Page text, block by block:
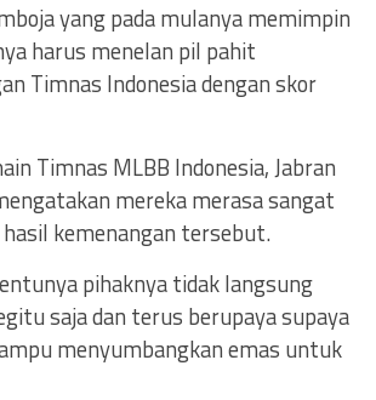
yang pada mulanya memimpin
harus menelan pil pahit
Timnas Indonesia dengan skor
Timnas MLBB Indonesia, Jabran
mereka merasa sangat
kemenangan tersebut.
pihaknya tidak langsung
saja dan terus berupaya supaya
menyumbangkan emas untuk